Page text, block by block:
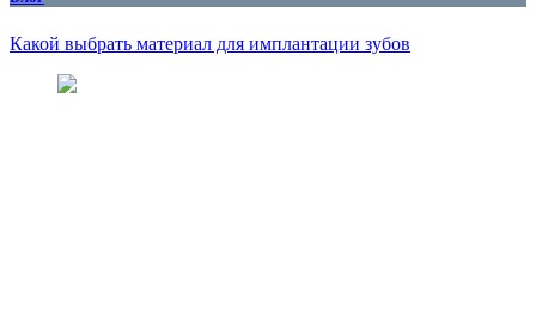
Какой выбрать материал для имплантации зубов